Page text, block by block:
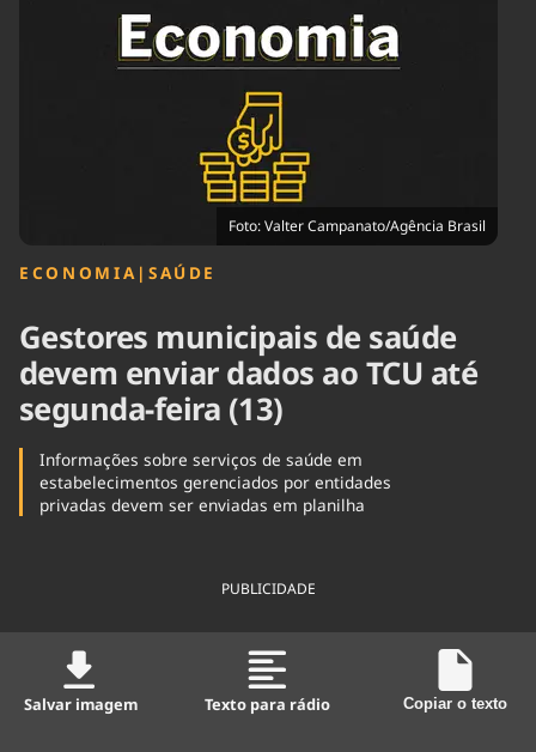
Economia
Educação
Infraestrutura
Internacional
Podcast
Política
Saúde
Foto: Valter Campanato/Agência Brasil
ECONOMIA | SAÚDE
Gestores municipais de saúde
devem enviar dados ao TCU até
segunda-feira (13)
Informações sobre serviços de saúde em
estabelecimentos gerenciados por entidades
privadas devem ser enviadas em planilha
PUBLICIDADE
Salvar imagem Texto para rádio Copiar o texto